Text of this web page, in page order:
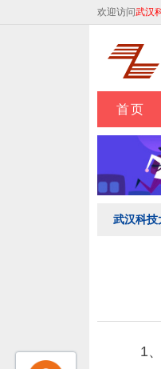
欢迎访问武汉
首页
武汉科技
1、国